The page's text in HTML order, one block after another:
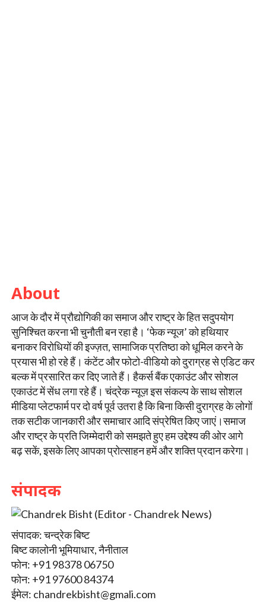
About
आज के दौर में प्रौद्योगिकी का समाज और राष्ट्र के हित सदुपयोग
सुनिश्चित करना भी चुनौती बन रहा है। ‘फेक न्यूज’ को हथियार
बनाकर विरोधियों की इज्ज़त, सामाजिक प्रतिष्ठा को धूमिल करने के
प्रयास भी हो रहे हैं। कंटेंट और फोटो-वीडियो को दुराग्रह से एडिट कर
बल्क में प्रसारित कर दिए जाते हैं। हैकर्स बैंक एकाउंट और सोशल
एकाउंट में सेंध लगा रहे हैं। चंद्रेक न्यूज़ इस संकल्प के साथ सोशल
मीडिया प्लेटफार्म पर दो वर्ष पूर्व उतरा है कि बिना किसी दुराग्रह के लोगों
तक सटीक जानकारी और समाचार आदि संप्रेषित किए जाएं।समाज
और राष्ट्र के प्रति जिम्मेदारी को समझते हुए हम उद्देश्य की ओर आगे
बढ़ सकें, इसके लिए आपका प्रोत्साहन हमें और शक्ति प्रदान करेगा।
संपादक
संपादक: चन्द्रेक बिष्ट
बिष्ट कालोनी भूमियाधार, नैनीताल
फोन: +91 98378 06750
फोन: +91 97600 84374
ईमेल: chandrekbisht@gmali.com